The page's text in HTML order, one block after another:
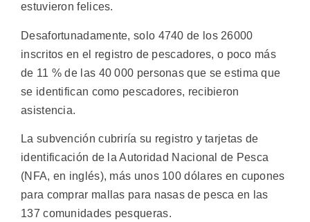
estuvieron felices.
Desafortunadamente, solo 4740 de los 26000
inscritos en el registro de pescadores, o poco más
de 11 % de las 40 000 personas que se estima que
se identifican como pescadores, recibieron
asistencia.
La subvención cubriría su registro y tarjetas de
identificación de la Autoridad Nacional de Pesca
(NFA, en inglés), más unos 100 dólares en cupones
para comprar mallas para nasas de pesca en las
137 comunidades pesqueras.